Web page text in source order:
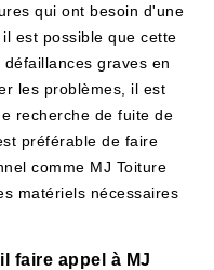
qui ont besoin d'une
est possible que cette
graves en
les problèmes, il est
recherche de fuite de
préférable de faire
comme MJ Toiture
matériels nécessaires
faire appel à MJ